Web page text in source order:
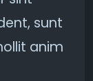
sunt
anim